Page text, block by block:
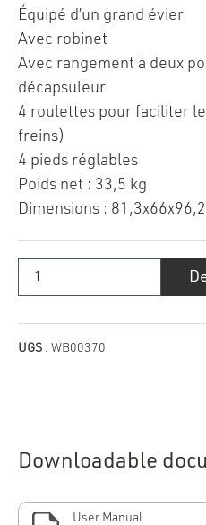
Équipé d’un grand évier
Avec robinet
Avec rangement à deux
décapsuleur
4 roulettes pour faciliter
freins)
4 pieds réglables
Poids net : 33,5 kg
Dimensions :
UGS : WB00370
Downloadable
User Manual